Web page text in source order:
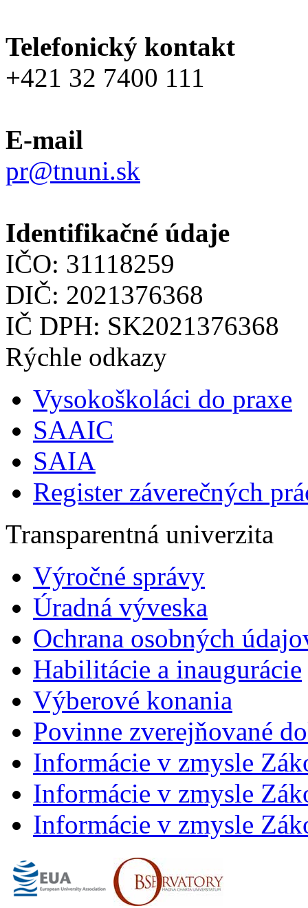
Telefonický kontakt
+421 32 7400 111
E-mail
pr@tnuni.sk
Identifikačné údaje
IČO: 31118259
DIČ: 2021376368
IČ DPH: SK2021376368
Rýchle odkazy
Vysokoškoláci do praxe
SAAIC
SAIA
Register záverečných
Transparentná univerzita
Výročné správy
Úradná výveska
Ochrana osobných
Habilitácie a inaugurácie
Výberové konania
Povinne zverejňované
Informácie v zmysle
Informácie v zmysle
Informácie v zmysle